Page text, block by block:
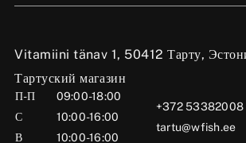
Vitamiini tänav 1, 50412 Тарту,
Тартуский магазин
П-П
09:00-18:00
С
10:00-16:00
В
10:00-16:00
+372 53382008
tartu@wfish.ee